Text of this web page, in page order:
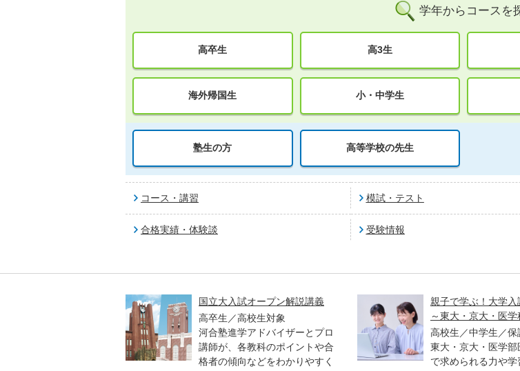
学年からコースを
高卒生 高3生
海外帰国生 小・中学生
塾生の方 高等学校の先生
コース・講習 模試・テスト
合格実績・体験談 受験情報
国立大入試オープン解説講義
高卒生／高校生対象
河合塾進学アドバイザーとプロ
講師が、各教科のポイントや合
格者の傾向などをわかりやすく
親子で学ぶ！大学入
～東大・京大・医学
高校生／中学生／保
東大・京大・医学部
で求められる力や学